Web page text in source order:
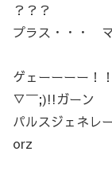
？？？
プラス・・・
ゲェーーーー
▽￣;)!!ガーン
パルスジェネレ
orz